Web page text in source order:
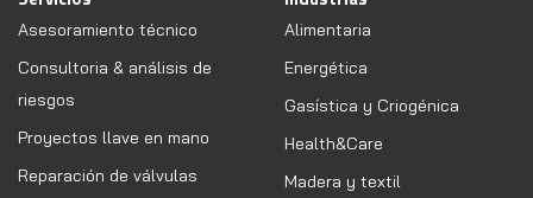
Asesoramiento técnico
Consultoria & análisis de
riesgos
Proyectos llave en mano
Reparación de válvulas
Alimentaria
Energética
Gasística y Criogénica
Health&Care
Madera y textil